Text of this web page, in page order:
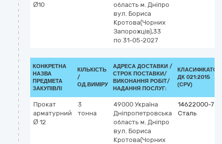
Ø10
область м. Дніпро
вул. Бориса
Кротова(Чорних
Запорожців),33
по 31-05-2027
КОНКРЕТНА
НАЗВА
ПРЕДМЕТА
ЗАКУПІВЛІ
КІЛЬКІСТЬ
/
ОД.ВИМІРУ
АДРЕСА ДОСТАВКИ /
СТРОК ПОСТАВКИ/
ВИКОНАННЯ РОБІТ/
НАДАННЯ ПОСЛУГ:
КЛАСИФІКАТОР
ДК 021:2015
(CPV)
Прокат
арматурний
Ø 12
3
тонна
49000 Україна
Дніпропетровська
область м. Дніпро
вул. Бориса
Кротова(Чорних
14622000-7
Сталь